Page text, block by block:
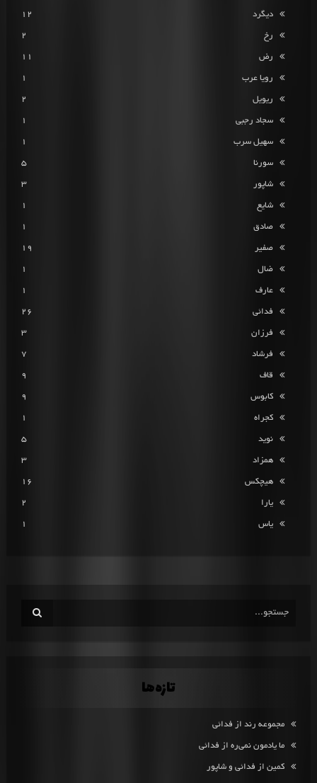
دیگرد 12
رخ 2
رض 11
رویا عرب 1
ریویل 2
سجاد رجبی 1
سهیل سرب 1
سورنا 5
شاپور 3
شایع 1
صادق 1
صفیر 19
ضال 1
عارف 1
فدائی 26
فرزان 3
فرشاد 7
قاف 9
کابوس 9
کجراه 1
نوید 5
همزاد 3
هیچکس 16
یارا 2
یاس 1
تازه‌ها
مجموعه رند از فدائی
ما یادمون نمی‌ره از فدائی
کمین از فدائی و شاپور